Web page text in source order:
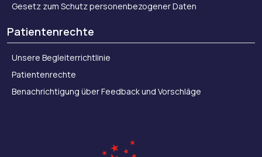
Gesetz zum Schutz personenbezogener Daten
Patientenrechte
Unsere Begleiterrichtlinie
Patientenrechte
Benachrichtigung über Feedback und Vorschläge